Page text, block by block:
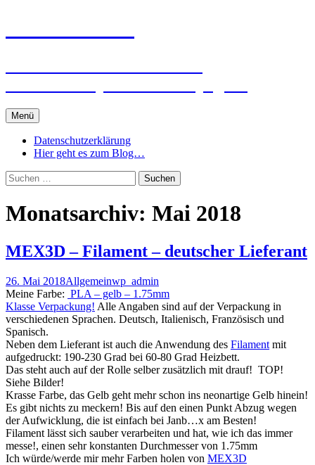
Menü
Datenschutzerklärung
Hier geht es zum Blog…
Suchen
nach:
Monatsarchiv: Mai 2018
MEX3D – Filament – deutscher Lieferant
26. Mai 2018Allgemeinwp_admin
Meine Farbe: PLA – gelb – 1.75mm
Klasse Verpackung! Alle Angaben sind auf der Verpackung in
verschiedenen Sprachen. Deutsch, Italienisch, Französisch und
Spanisch.
Neben dem Lieferant ist auch die Anwendung des Filament mit
aufgedruckt: 190-230 Grad bei 60-80 Grad Heizbett.
Das steht auch auf der Rolle selber zusätzlich mit drauf! TOP!
Siehe Bilder!
Krasse Farbe, das Gelb geht mehr schon ins neonartige Gelb hinein!
Es gibt nichts zu meckern! Bis auf den einen Punkt Abzug wegen
der Aufwicklung, die ist einfach bei Janb…x am Besten!
Filament lässt sich sauber verarbeiten und hat, wie ich das immer
messe!, einen sehr konstanten Durchmesser von 1.75mm
Ich würde/werde mir mehr Farben holen von MEX3D